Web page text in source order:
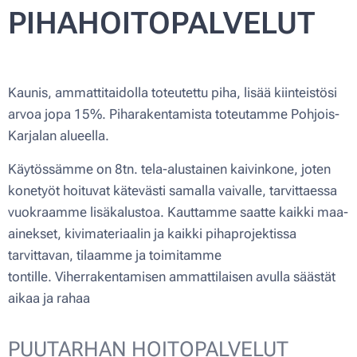
PIHAHOITOPALVELUT
Kaunis, ammattitaidolla toteutettu piha, lisää kiinteistösi
arvoa jopa 15%. Piharakentamista toteutamme Pohjois-
Karjalan alueella.
Käytössämme on 8tn. tela-alustainen kaivinkone, joten
konetyöt hoituvat kätevästi samalla vaivalle, tarvittaessa
vuokraamme lisäkalustoa. Kauttamme saatte kaikki maa-
ainekset, kivimateriaalin ja kaikki pihaprojektissa
tarvittavan, tilaamme ja toimitamme
tontille. Viherrakentamisen ammattilaisen avulla säästät
aikaa ja rahaa
PUUTARHAN HOITOPALVELUT